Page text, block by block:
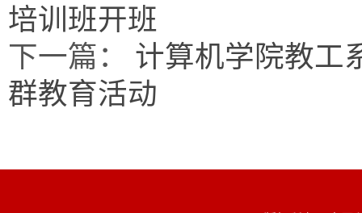
培训班开班
下一篇：
计算机学院教工
群教育活动